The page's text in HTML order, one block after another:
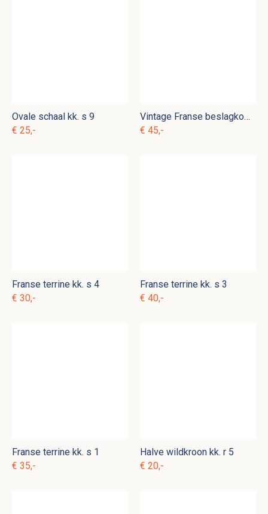
Ovale schaal kk. s 9
€ 25,-
Vintage Franse beslagkom kk. k 15
€ 45,-
Franse terrine kk. s 4
€ 30,-
Franse terrine kk. s 3
€ 40,-
Franse terrine kk. s 1
€ 35,-
Halve wildkroon kk. r 5
€ 20,-